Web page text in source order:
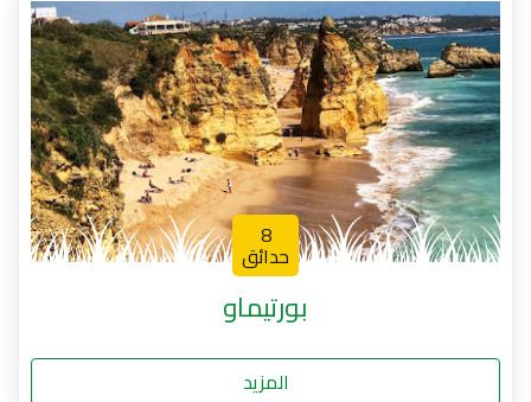
8
حدائق
بورتيماو
المزيد